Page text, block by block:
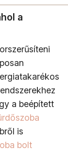
a
a beépített
is
bolt